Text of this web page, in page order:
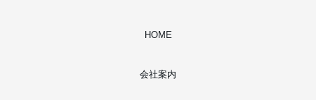
HOME
会社案内